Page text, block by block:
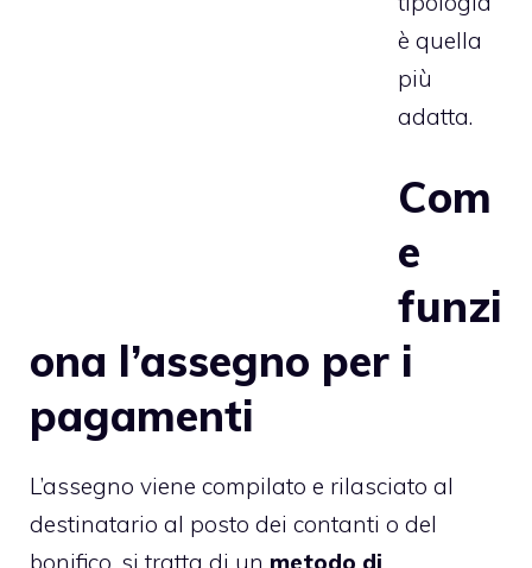
è quella
più
adatta.
Com
e
funzi
ona l’assegno per i
pagamenti
L’assegno viene compilato e rilasciato al
destinatario al posto dei contanti o del
bonifico, si tratta di un metodo di